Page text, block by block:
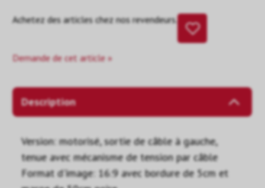
Achetez des articles chez nos revendeurs.
Demande de cet article »
Description
Version: motorisé, sortie de câble à gauche,
tenue avec mécanisme de tension par câble
Format d'image: 16:9 avec bordure de 5cm et